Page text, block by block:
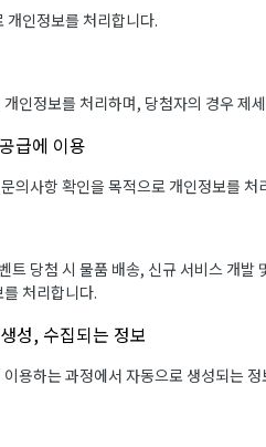
개인정보를 처리합니다.
인정보를 처리하며, 당첨자의 경우
급에 이용
의사항 확인을 목적으로 개인정보를 처
트 당첨 시 물품 배송, 신규 서비스 개
처리합니다.
성, 수집되는 정보
용하는 과정에서 자동으로 생성되는